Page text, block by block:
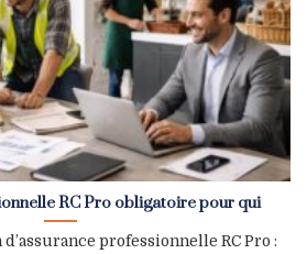
RC Pro obligatoire pour qui
professionnelle RC Pro :